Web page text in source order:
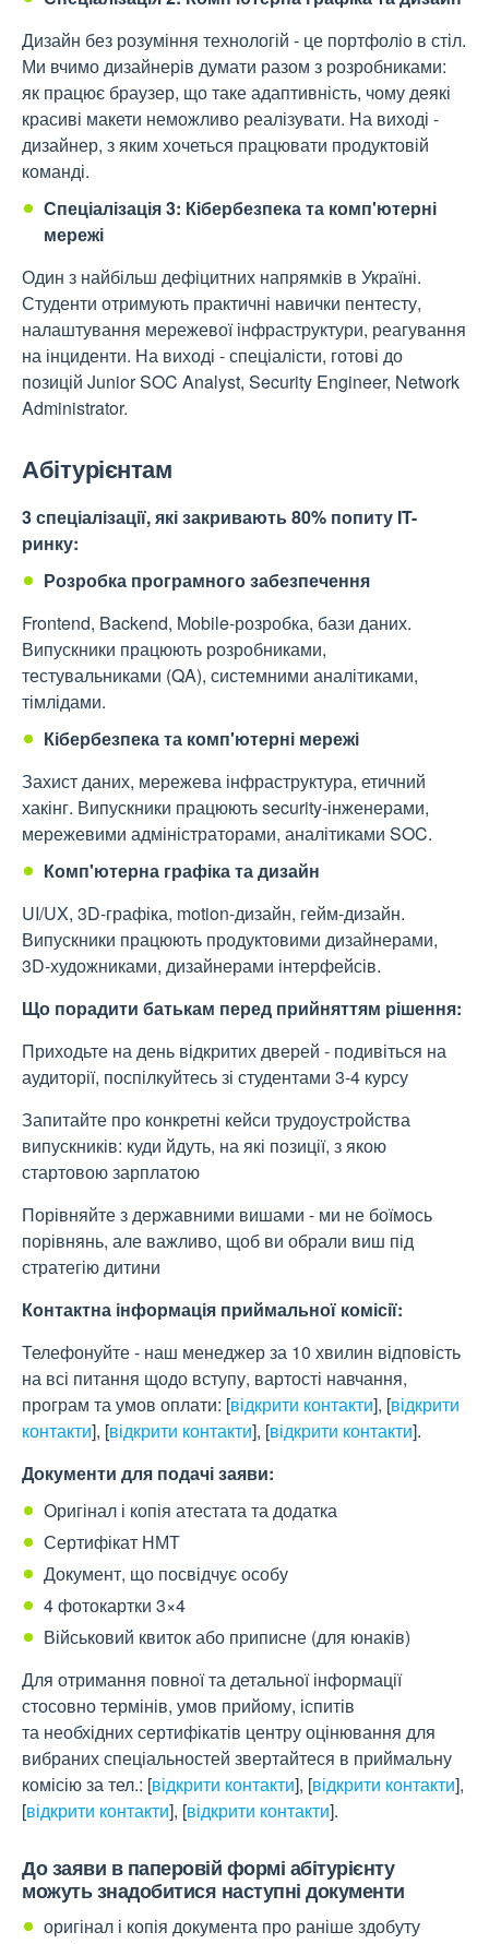
Дизайн без розуміння технологій - це портфоліо в стіл.
Ми вчимо дизайнерів думати разом з розробниками:
як працює браузер, що таке адаптивність, чому деякі
красиві макети неможливо реалізувати. На виході -
дизайнер, з яким хочеться працювати продуктовій
команді.
Спеціалізація 3: Кібербезпека та комп'ютерні
мережі
Один з найбільш дефіцитних напрямків в Україні.
Студенти отримують практичні навички пентесту,
налаштування мережевої інфраструктури, реагування
на інциденти. На виході - спеціалісти, готові до
позицій Junior SOC Analyst, Security Engineer, Network
Administrator.
Абітурієнтам
3 спеціалізації, які закривають 80% попиту IT-
ринку:
Розробка програмного забезпечення
Frontend, Backend, Mobile-розробка, бази даних.
Випускники працюють розробниками,
тестувальниками (QA), системними аналітиками,
тімлідами.
Кібербезпека та комп'ютерні мережі
Захист даних, мережева інфраструктура, етичний
хакінг. Випускники працюють security-інженерами,
мережевими адміністраторами, аналітиками SOC.
Комп'ютерна графіка та дизайн
UI/UX, 3D-графіка, motion-дизайн, гейм-дизайн.
Випускники працюють продуктовими дизайнерами,
3D-художниками, дизайнерами інтерфейсів.
Що порадити батькам перед прийняттям рішення:
Приходьте на день відкритих дверей - подивіться на
аудиторії, поспілкуйтесь зі студентами 3-4 курсу
Запитайте про конкретні кейси трудоустройства
випускників: куди йдуть, на які позиції, з якою
стартовою зарплатою
Порівняйте з державними вишами - ми не боїмось
порівнянь, але важливо, щоб ви обрали виш під
стратегію дитини
Контактна інформація приймальної комісії:
Телефонуйте - наш менеджер за 10 хвилин відповість
на всі питання щодо вступу, вартості навчання,
програм та умов оплати: [відкрити контакти], [відкрити
контакти], [відкрити контакти], [відкрити контакти].
Документи для подачі заяви:
Оригінал і копія атестата та додатка
Сертифікат НМТ
Документ, що посвідчує особу
4 фотокартки 3×4
Військовий квиток або приписне (для юнаків)
Для отримання повної та детальної інформації
стосовно термінів, умов прийому, іспитів
та необхідних сертифікатів центру оцінювання для
вибраних спеціальностей звертайтеся в приймальну
комісію за тел.: [відкрити контакти], [відкрити контакти],
[відкрити контакти], [відкрити контакти].
До заяви в паперовій формі абітурієнту
можуть знадобитися наступні документи
оригінал і копія документа про раніше здобуту